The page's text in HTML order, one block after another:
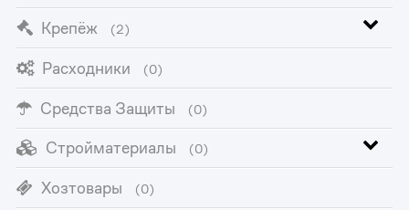
Крепёж (2)
Расходники (0)
Средства Защиты (0)
Стройматериалы (0)
Хозтовары (0)